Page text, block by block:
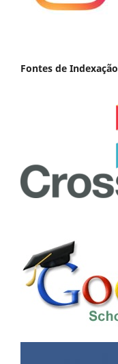
Fontes de Indexação